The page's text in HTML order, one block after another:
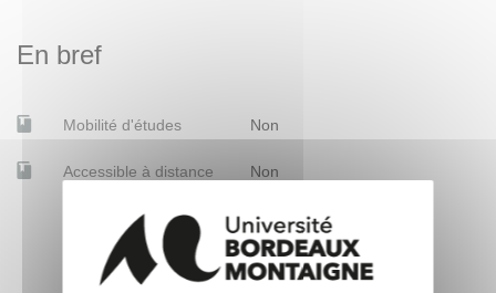
En bref
Mobilité d'études Non
Accessible à distance Non